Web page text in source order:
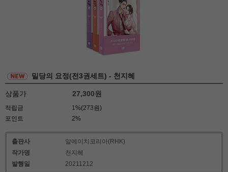
밀당의 요정(전3권세트) - 천지혜
상품가 27,300원
적립금
1%(273원)
포인트
2%
출판사
알에이치코리아(RHK)
작가명
천지혜
발행일
20211212